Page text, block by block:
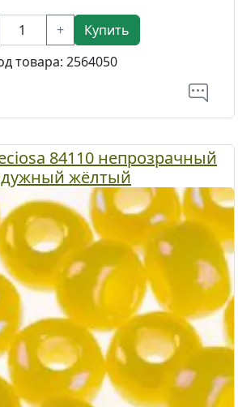
+
Купить
товара: 2564050
84110 непрозрачный
жёлтый